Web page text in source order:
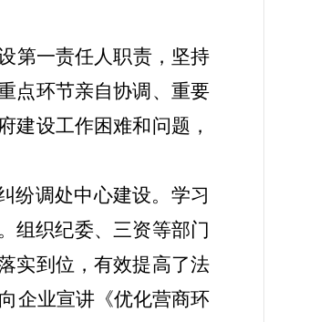
第一责任人职责，坚持
点环节亲自协调、重要
建设工作困难和问题，
纷调处中心建设。学习
组织纪委、三资等部门
实到位，有效提高了法
向企业宣讲《优化营商环